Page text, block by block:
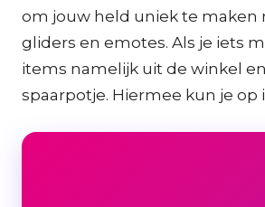
om jouw held uniek te maken
gliders en emotes. Als je iets
items namelijk uit de winkel
spaarpotje. Hiermee kun je